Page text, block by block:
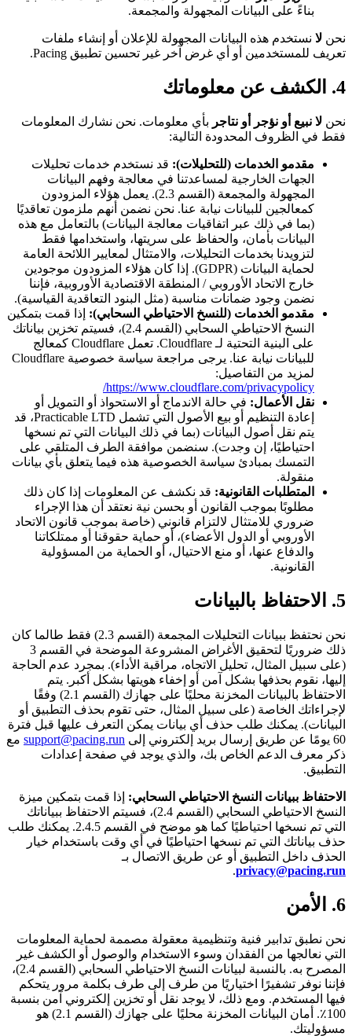
بناءً على البيانات المجهولة والمجمعة.
نحن لا نستخدم هذه البيانات المجهولة للإعلان أو إنشاء ملفات
تعريف للمستخدمين أو أي غرض آخر غير تحسين تطبيق Pacing.
4. الكشف عن معلوماتك
نحن لا نبيع أو نؤجر أو نتاجر بأي معلومات. نحن نشارك المعلومات
فقط في الظروف المحدودة التالية:
مقدمو الخدمات (للتحليلات): قد نستخدم خدمات تحليلات
الجهات الخارجية لمساعدتنا في معالجة وفهم البيانات
المجهولة والمجمعة (القسم 2.3). يعمل هؤلاء المزودون
كمعالجين للبيانات نيابة عنا. نحن نضمن أنهم ملزمون تعاقديًا
(بما في ذلك عبر اتفاقيات معالجة البيانات) بالتعامل مع هذه
البيانات بأمان، والحفاظ على سريتها، واستخدامها فقط
لتزويدنا بخدمات التحليلات، والامتثال لمعايير اللائحة العامة
لحماية البيانات (GDPR). إذا كان هؤلاء المزودون موجودين
خارج الاتحاد الأوروبي / المنطقة الاقتصادية الأوروبية، فإننا
نضمن وجود ضمانات مناسبة (مثل البنود التعاقدية القياسية).
مقدمو الخدمات (للنسخ الاحتياطي السحابي): إذا قمت بتمكين
النسخ الاحتياطي السحابي (القسم 2.4)، فسيتم تخزين بياناتك
على البنية التحتية لـ Cloudflare. تعمل Cloudflare كمعالج
للبيانات نيابة عنا. يرجى مراجعة سياسة خصوصية Cloudflare
لمزيد من التفاصيل:
https://www.cloudflare.com/privacypolicy/
نقل الأعمال: في حالة الاندماج أو الاستحواذ أو التمويل أو
إعادة التنظيم أو بيع الأصول التي تشمل Practicable LTD، قد
يتم نقل أصول البيانات (بما في ذلك البيانات التي تم نسخها
احتياطيًا، إن وجدت). سنضمن موافقة الطرف المتلقي على
التمسك بمبادئ سياسة الخصوصية هذه فيما يتعلق بأي بيانات
منقولة.
المتطلبات القانونية: قد نكشف عن المعلومات إذا كان ذلك
مطلوبًا بموجب القانون أو بحسن نية نعتقد أن هذا الإجراء
ضروري للامتثال لالتزام قانوني (خاصة بموجب قانون الاتحاد
الأوروبي أو الدول الأعضاء)، أو حماية حقوقنا أو ممتلكاتنا
والدفاع عنها، أو منع الاحتيال، أو الحماية من المسؤولية
القانونية.
5. الاحتفاظ بالبيانات
نحن نحتفظ ببيانات التحليلات المجمعة (القسم 2.3) فقط طالما كان
ذلك ضروريًا لتحقيق الأغراض المشروعة الموضحة في القسم 3
(على سبيل المثال، تحليل الاتجاه، مراقبة الأداء). بمجرد عدم الحاجة
إليها، نقوم بحذفها بشكل آمن أو إخفاء هويتها بشكل أكبر. يتم
الاحتفاظ بالبيانات المخزنة محليًا على جهازك (القسم 2.1) وفقًا
لإجراءاتك الخاصة (على سبيل المثال، حتى تقوم بحذف التطبيق أو
البيانات). يمكنك طلب حذف أي بيانات يمكن التعرف عليها قبل فترة
60 يومًا عن طريق إرسال بريد إلكتروني إلى
support@pacing.run مع
ذكر معرف الدعم الخاص بك، والذي يوجد في صفحة إعدادات
التطبيق.
الاحتفاظ ببيانات النسخ الاحتياطي السحابي: إذا قمت بتمكين ميزة
النسخ الاحتياطي السحابي (القسم 2.4)، فسيتم الاحتفاظ ببياناتك
التي تم نسخها احتياطيًا كما هو موضح في القسم 2.4.5. يمكنك طلب
حذف بياناتك التي تم نسخها احتياطيًا في أي وقت باستخدام خيار
الحذف داخل التطبيق أو عن طريق الاتصال بـ
privacy@pacing.run
.
6. الأمن
نحن نطبق تدابير فنية وتنظيمية معقولة مصممة لحماية المعلومات
التي نعالجها من الفقدان وسوء الاستخدام والوصول أو الكشف غير
المصرح به. بالنسبة لبيانات النسخ الاحتياطي السحابي (القسم 2.4)،
فإننا نوفر تشفيرًا اختياريًا من طرف إلى طرف بكلمة مرور يتحكم
فيها المستخدم. ومع ذلك، لا يوجد نقل أو تخزين إلكتروني آمن بنسبة
100٪. أمان البيانات المخزنة محليًا على جهازك (القسم 2.1) هو
مسؤوليتك.